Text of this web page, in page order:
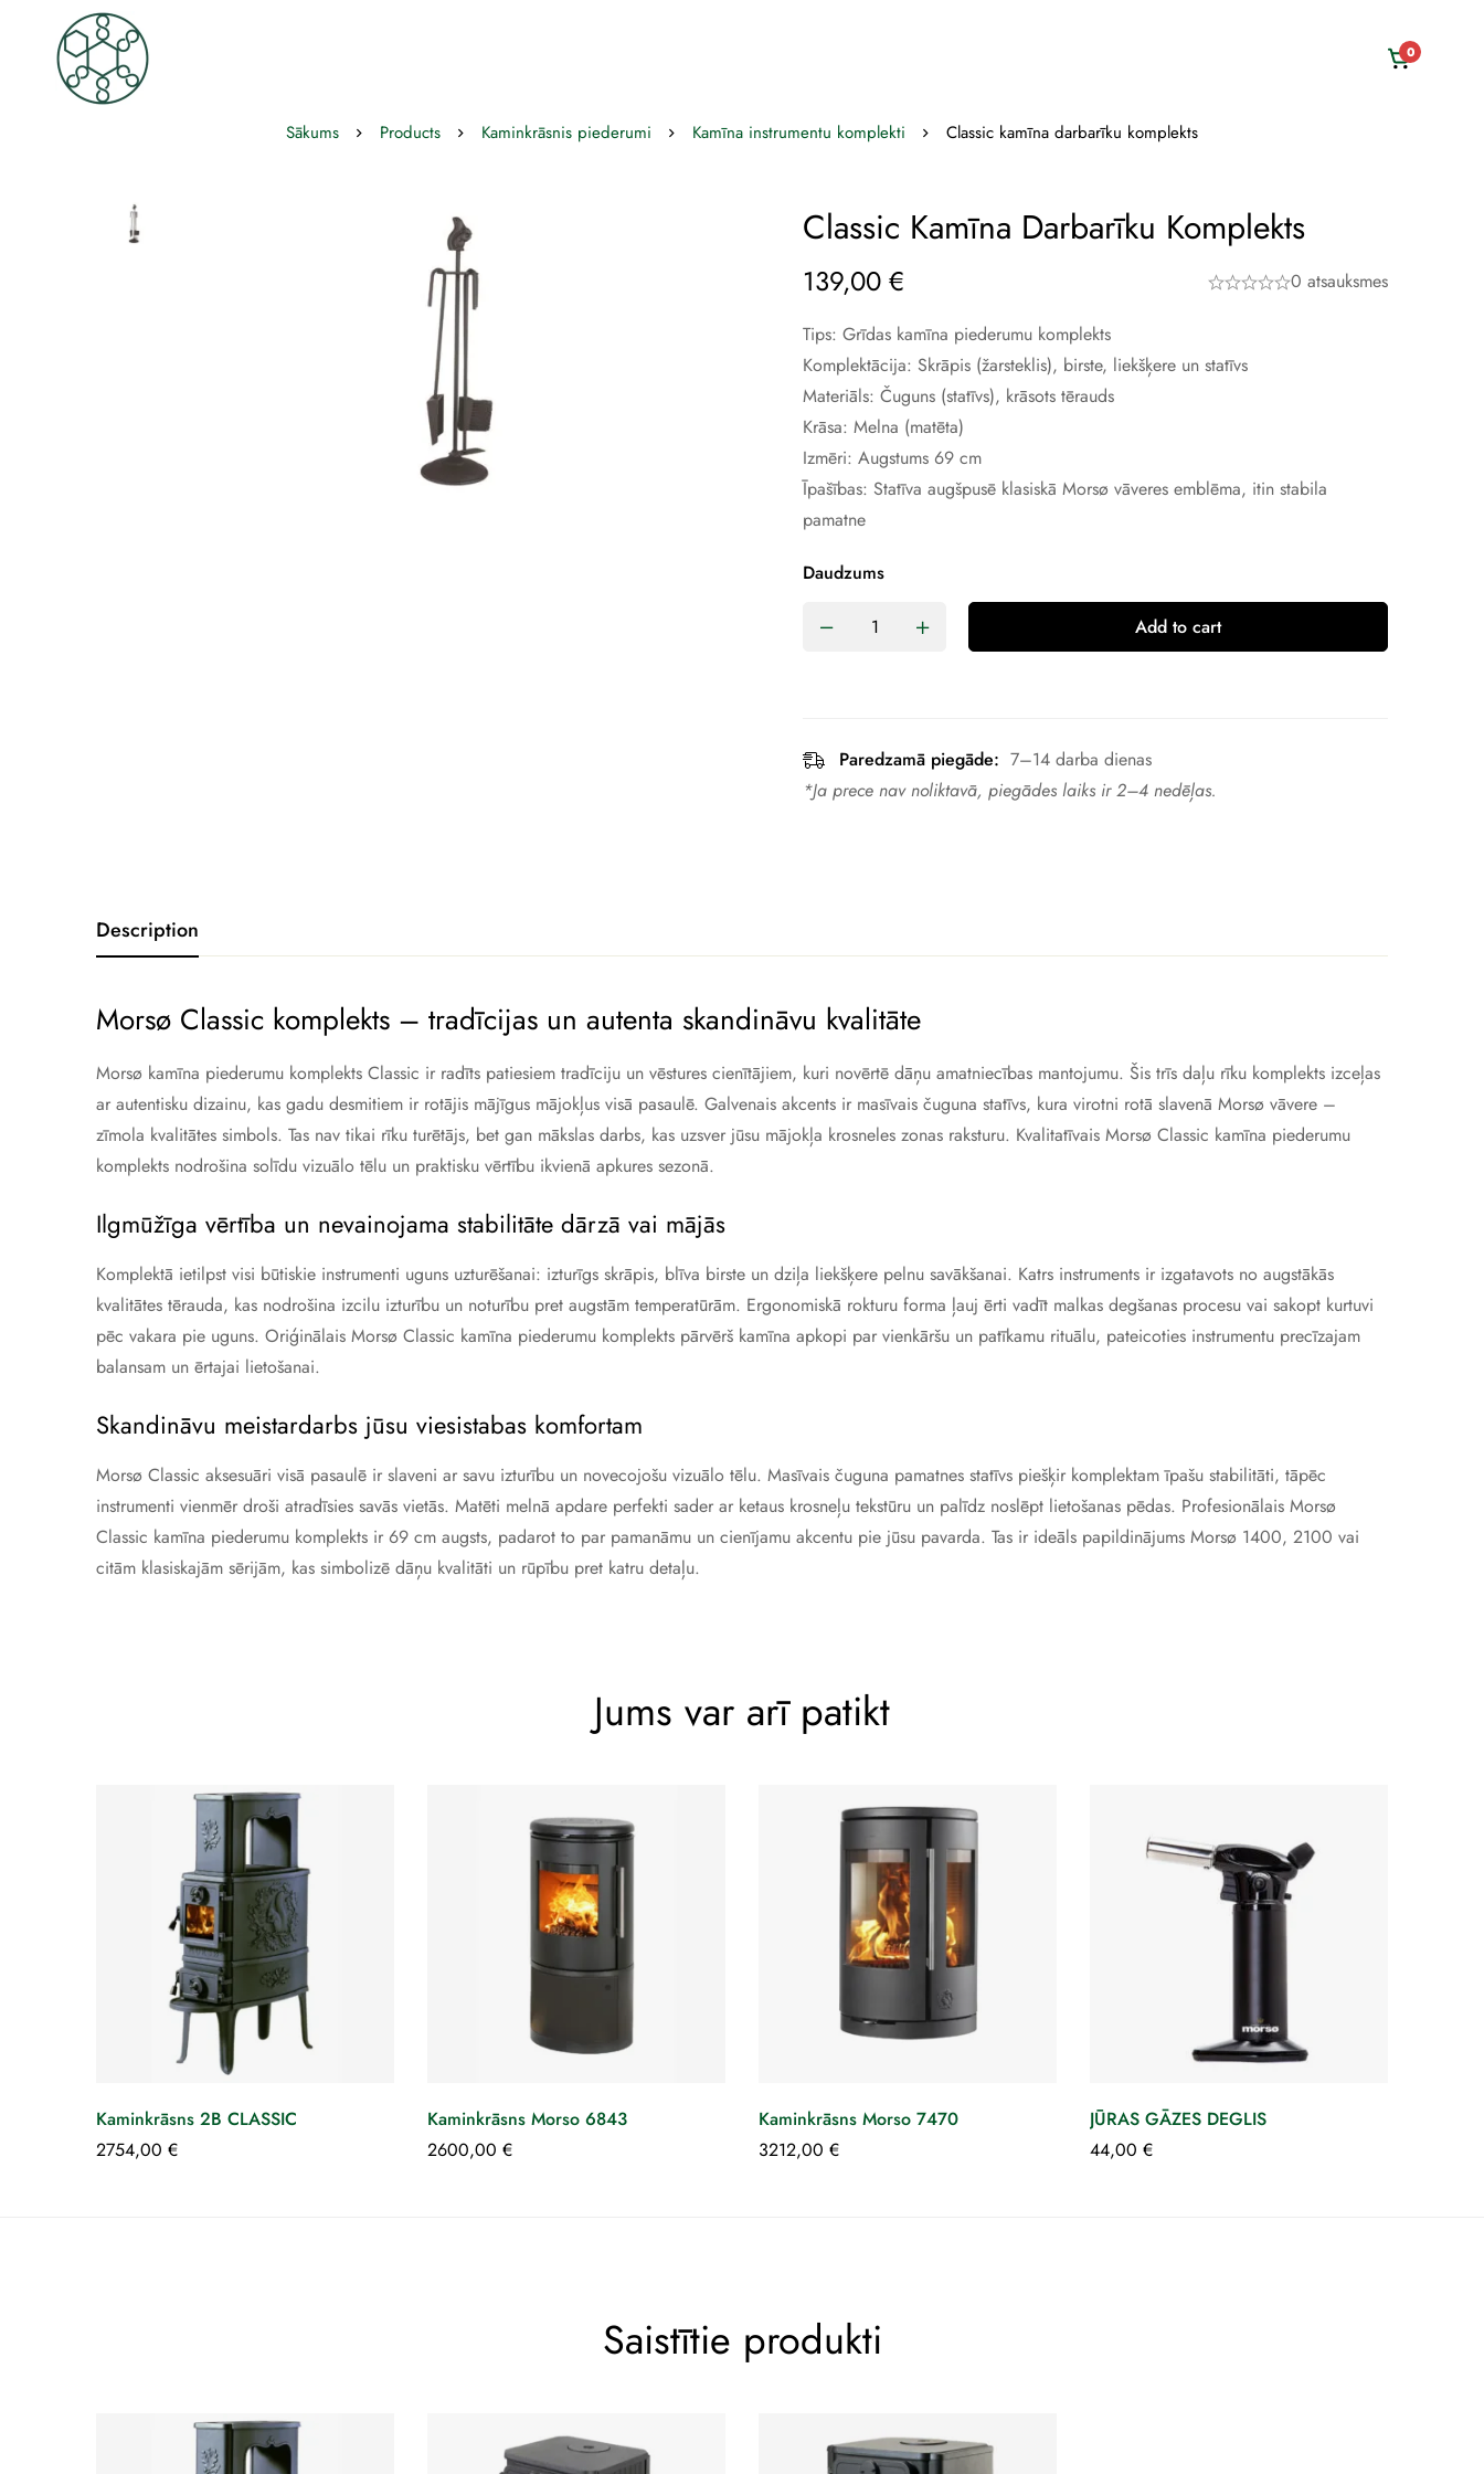
0
Sākums Products Kaminkrāsnis piederumi Kamīna instrumentu komplekti Classic kamīna darbarīku komplekts
Classic Kamīna Darbarīku Komplekts
139,00 € 0 atsauksmes
Tips: Grīdas kamīna piederumu komplekts
Komplektācija: Skrāpis (žarsteklis), birste, liekšķere un statīvs
Materiāls: Čuguns (statīvs), krāsots tērauds
Krāsa: Melna (matēta)
Izmēri: Augstums 69 cm
Īpašības: Statīva augšpusē klasiskā Morsø vāveres emblēma, itin stabila
pamatne
Daudzums
Add to cart
Paredzamā piegāde: 7–14 darba dienas
*Ja prece nav noliktavā, piegādes laiks ir 2–4 nedēļas.
Description
Morsø Classic komplekts – tradīcijas un autenta skandināvu kvalitāte
Morsø kamīna piederumu komplekts Classic ir radīts patiesiem tradīciju un vēstures cienītājiem, kuri novērtē dāņu amatniecības mantojumu. Šis trīs daļu rīku komplekts izceļas
ar autentisku dizainu, kas gadu desmitiem ir rotājis mājīgus mājokļus visā pasaulē. Galvenais akcents ir masīvais čuguna statīvs, kura virotni rotā slavenā Morsø vāvere –
zīmola kvalitātes simbols. Tas nav tikai rīku turētājs, bet gan mākslas darbs, kas uzsver jūsu mājokļa krosneles zonas raksturu. Kvalitatīvais Morsø Classic kamīna piederumu
komplekts nodrošina solīdu vizuālo tēlu un praktisku vērtību ikvienā apkures sezonā.
Ilgmūžīga vērtība un nevainojama stabilitāte dārzā vai mājās
Komplektā ietilpst visi būtiskie instrumenti uguns uzturēšanai: izturīgs skrāpis, blīva birste un dziļa liekšķere pelnu savākšanai. Katrs instruments ir izgatavots no augstākās
kvalitātes tērauda, kas nodrošina izcilu izturību un noturību pret augstām temperatūrām. Ergonomiskā rokturu forma ļauj ērti vadīt malkas degšanas procesu vai sakopt kurtuvi
pēc vakara pie uguns. Oriģinālais Morsø Classic kamīna piederumu komplekts pārvērš kamīna apkopi par vienkāršu un patīkamu rituālu, pateicoties instrumentu precīzajam
balansam un ērtajai lietošanai.
Skandināvu meistardarbs jūsu viesistabas komfortam
Morsø Classic aksesuāri visā pasaulē ir slaveni ar savu izturību un novecojošu vizuālo tēlu. Masīvais čuguna pamatnes statīvs piešķir komplektam īpašu stabilitāti, tāpēc
instrumenti vienmēr droši atradīsies savās vietās. Matēti melnā apdare perfekti sader ar ketaus krosneļu tekstūru un palīdz noslēpt lietošanas pēdas. Profesionālais Morsø
Classic kamīna piederumu komplekts ir 69 cm augsts, padarot to par pamanāmu un cienījamu akcentu pie jūsu pavarda. Tas ir ideāls papildinājums Morsø 1400, 2100 vai
citām klasiskajām sērijām, kas simbolizē dāņu kvalitāti un rūpību pret katru detaļu.
Jums var arī patikt
Kaminkrāsns 2B CLASSIC
2754,00 €
Kaminkrāsns Morso 6843
2600,00 €
Kaminkrāsns Morso 7470
3212,00 €
JŪRAS GĀZES DEGLIS
44,00 €
Saistītie produkti